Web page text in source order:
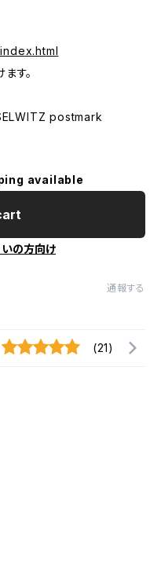
す。
postmark
available
の方向け
通報する
(21)